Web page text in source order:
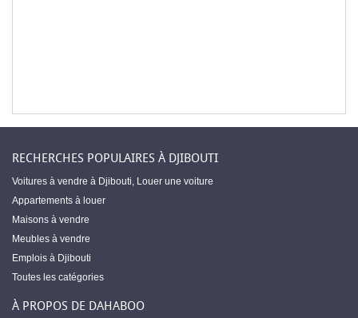
RECHERCHES POPULAIRES À DJIBOUTI
Voitures à vendre à Djibouti, Louer une voiture
Appartements à louer
Maisons à vendre
Meubles à vendre
Emplois à Djibouti
Toutes les catégories
À PROPOS DE DAHABOO